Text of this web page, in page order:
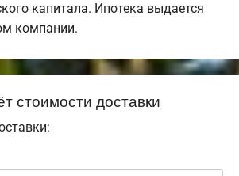
капитала. Ипотека выдается
компании.
стоимости доставки